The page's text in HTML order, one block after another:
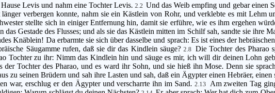
Levis und nahm eine Tochter Levis. 2.2 Und das Weib empfing und gebar einen
verbergen konnte, nahm sie ein Kästlein von Rohr, und verklebte es mit Lehm
stellte sich in einiger Entfernung hin, damit sie erführe, wie es ihm ergehen
das Gestade des Flusses; und als sie das Kästlein mitten im Schilf sah, sandte sie ihre
Knäblein! Da erbarmte sie sich über dasselbe und sprach: Es ist eines der
Säugamme rufen, daß sie dir das Kindlein säuge? 2.8
Die Tochter des Pharao
Tochter zu ihr: Nimm das Kindlein hin und säuge es mir, ich will dir deinen Lohn
der Tochter des Pharao, und es ward ihr Sohn, und sie hieß ihn Mose. Denn sie
zu seinen Brüdern und sah ihre Lasten und sah, daß ein Ägypter einen Hebräer, einen
war, erschlug er den Ägypter und verscharrte ihn im Sand. 2.13
Am zweiten Tag